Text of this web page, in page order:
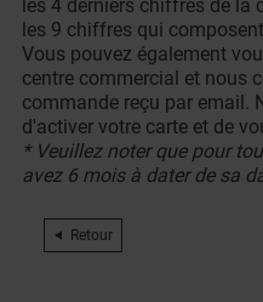
les 4 derniers chiffres de la
les 9 chiffres qui
Vous pouvez également
centre commercial et nous
commande reçu par email.
d'activer votre carte et de
* Veuillez noter que pour
avez 6 mois à dater de sa
Retour